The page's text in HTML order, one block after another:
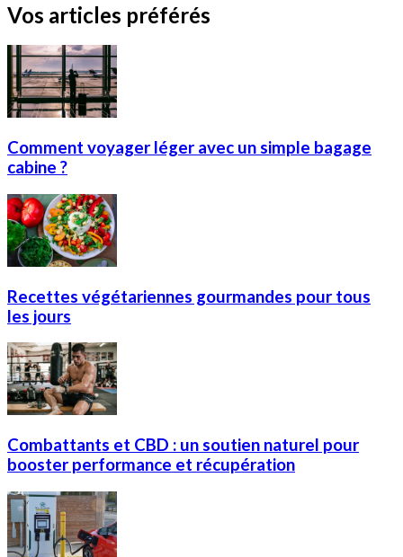
Vos articles préférés
Comment voyager léger avec un simple bagage
cabine ?
Recettes végétariennes gourmandes pour tous
les jours
Combattants et CBD : un soutien naturel pour
booster performance et récupération